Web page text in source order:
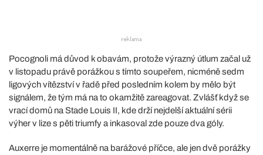
Pocognoli má důvod k obavám, protože výrazný útlum začal už
v listopadu právě porážkou s tímto soupeřem, nicméně sedm
ligových vítězství v řadě před posledním kolem by mělo být
signálem, že tým má na to okamžitě zareagovat. Zvlášť když se
vrací domů na Stade Louis II, kde drží nejdelší aktuální sérii
výher v lize s pěti triumfy a inkasoval zde pouze dva góly.
Auxerre je momentálně na barážové příčce, ale jen dvě porážky